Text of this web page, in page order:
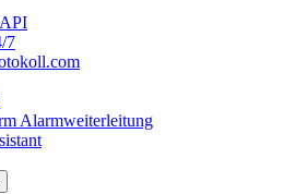
7
Alarmweiterleitung